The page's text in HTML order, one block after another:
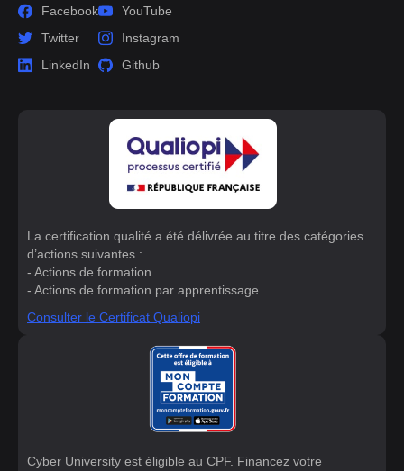
Facebook
Twitter
LinkedIn
YouTube
Instagram
Github
La certification qualité a été délivrée au titre des catégories
d’actions suivantes :
- Actions de formation
- Actions de formation par apprentissage
Consulter le Certificat Qualiopi
Cyber University est éligible au CPF. Financez votre